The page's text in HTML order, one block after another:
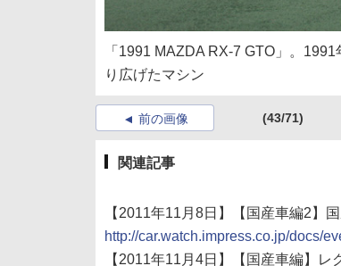
「1991 MAZDA RX-7 GTO」。
り広げたマシン
前の画像 (43/71)
関連記事
【2011年11月8日】【国産車編2】
http://car.watch.impress.co.jp/docs/
【2011年11月4日】【国産車編】